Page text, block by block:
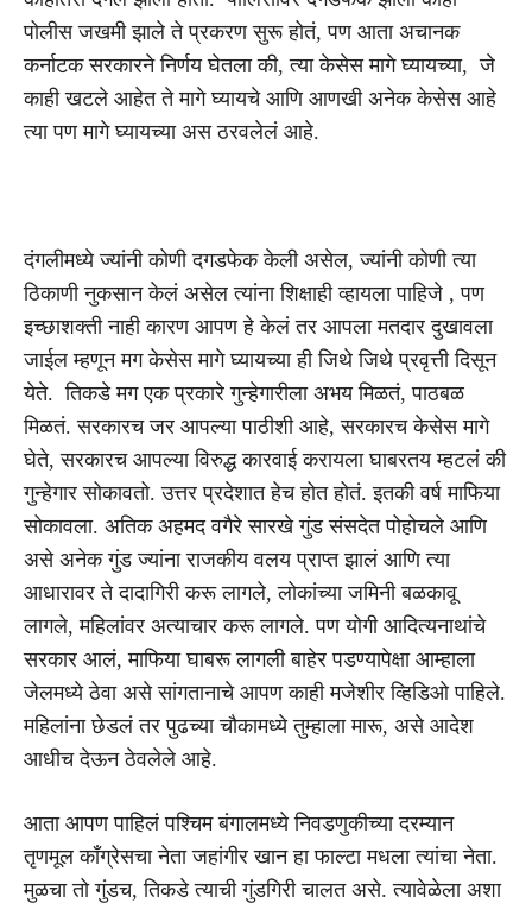
पोलीस जखमी झाले ते प्रकरण सुरू होतं, पण आता अचानक
कर्नाटक सरकारने निर्णय घेतला की, त्या केसेस मागे घ्यायच्या, जे
काही खटले आहेत ते मागे घ्यायचे आणि आणखी अनेक केसेस आहे
त्या पण मागे घ्यायच्या अस ठरवलेलं आहे.
दंगलीमध्ये ज्यांनी कोणी दगडफेक केली असेल, ज्यांनी कोणी त्या
ठिकाणी नुकसान केलं असेल त्यांना शिक्षाही व्हायला पाहिजे , पण
इच्छाशक्ती नाही कारण आपण हे केलं तर आपला मतदार दुखावला
जाईल म्हणून मग केसेस मागे घ्यायच्या ही जिथे जिथे प्रवृत्ती दिसून
येते. तिकडे मग एक प्रकारे गुन्हेगारीला अभय मिळतं, पाठबळ
मिळतं. सरकारच जर आपल्या पाठीशी आहे, सरकारच केसेस मागे
घेते, सरकारच आपल्या विरुद्ध कारवाई करायला घाबरतय म्हटलं की
गुन्हेगार सोकावतो. उत्तर प्रदेशात हेच होत होतं. इतकी वर्ष माफिया
सोकावला. अतिक अहमद वगैरे सारखे गुंड संसदेत पोहोचले आणि
असे अनेक गुंड ज्यांना राजकीय वलय प्राप्त झालं आणि त्या
आधारावर ते दादागिरी करू लागले, लोकांच्या जमिनी बळकावू
लागले, महिलांवर अत्याचार करू लागले. पण योगी आदित्यनाथांचे
सरकार आलं, माफिया घाबरू लागली बाहेर पडण्यापेक्षा आम्हाला
जेलमध्ये ठेवा असे सांगतानाचे आपण काही मजेशीर व्हिडिओ पाहिले.
महिलांना छेडलं तर पुढच्या चौकामध्ये तुम्हाला मारू, असे आदेश
आधीच देऊन ठेवलेले आहे.
आता आपण पाहिलं पश्चिम बंगालमध्ये निवडणुकीच्या दरम्यान
तृणमूल काँग्रेसचा नेता जहांगीर खान हा फाल्टा मधला त्यांचा नेता.
मुळचा तो गुंडच, तिकडे त्याची गुंडगिरी चालत असे. त्यावेळेला अशा